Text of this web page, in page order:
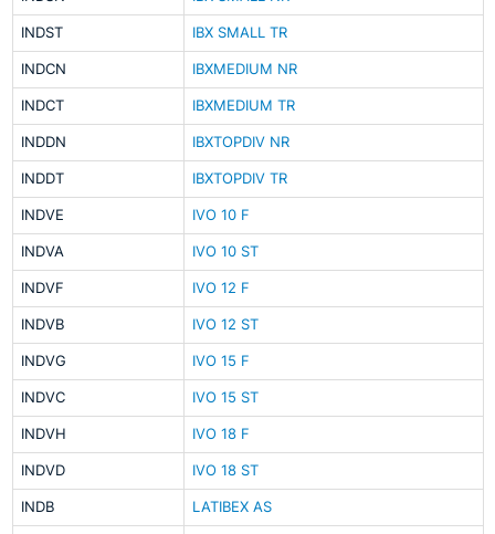
INDST IBX SMALL TR
INDCN IBXMEDIUM NR
INDCT IBXMEDIUM TR
INDDN IBXTOPDIV NR
INDDT IBXTOPDIV TR
INDVE IVO 10 F
INDVA IVO 10 ST
INDVF IVO 12 F
INDVB IVO 12 ST
INDVG IVO 15 F
INDVC IVO 15 ST
INDVH IVO 18 F
INDVD IVO 18 ST
INDB LATIBEX AS